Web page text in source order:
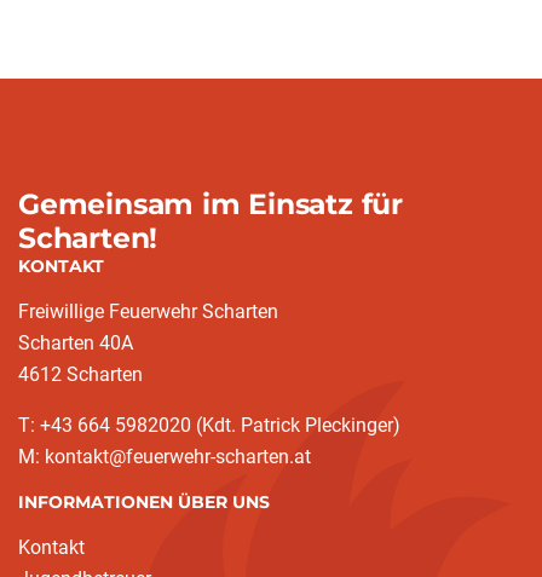
Gemeinsam im Einsatz für
Scharten!
KONTAKT
Freiwillige Feuerwehr Scharten
Scharten 40A
4612 Scharten
T: +43 664 5982020 (Kdt. Patrick Pleckinger)
M: kontakt@feuerwehr-scharten.at
INFORMATIONEN ÜBER UNS
Kontakt